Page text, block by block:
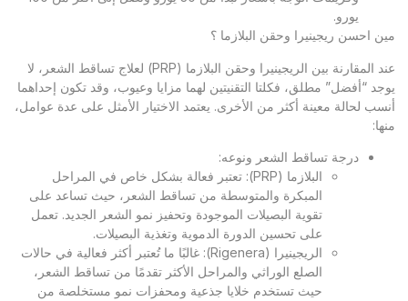
يورو.
مين احسن ريجينيرا وحقن البلازما ؟
عند المقارنة بين الريجينيرا وحقن البلازما (PRP) لعلاج تساقط الشعر، لا
يوجد “أفضل” مطلق، فكلتا التقنيتين لهما مزايا وعيوب، وقد تكون إحداهما
أنسب لحالة معينة أكثر من الأخرى. يعتمد الاختيار الأمثل على عدة عوامل،
منها:
درجة تساقط الشعر ونوعه:
البلازما (PRP): تعتبر فعالة بشكل خاص في المراحل
المبكرة والمتوسطة من تساقط الشعر، حيث تساعد على
تقوية البصيلات الموجودة وتحفيز نمو الشعر الجديد. تعمل
على تحسين الدورة الدموية وتغذية البصيلات.
الريجينيرا (Rigenera): غالبًا ما تُعتبر أكثر فعالية في حالات
الصلع الوراثي والمراحل الأكثر تقدمًا من تساقط الشعر،
حيث تستخدم خلايا جذعية ومحفزات نمو مستخلصة من